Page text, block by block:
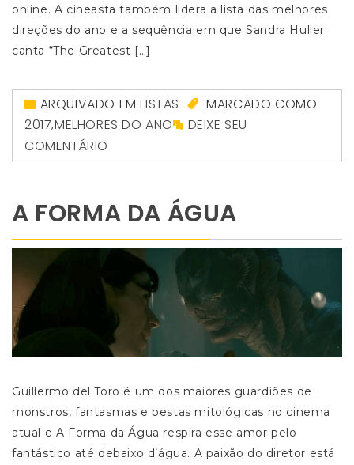
online. A cineasta também lidera a lista das melhores
direções do ano e a sequência em que Sandra Huller
canta “The Greatest […]
ARQUIVADO EMLISTAS
MARCADO COMO
2017,MELHORES DO ANO
DEIXE SEU
COMENTÁRIO
A FORMA DA ÁGUA
Guillermo del Toro é um dos maiores guardiões de
monstros, fantasmas e bestas mitológicas no cinema
atual e A Forma da Água respira esse amor pelo
fantástico até debaixo d’água. A paixão do diretor está